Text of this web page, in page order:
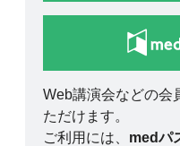
Web講演会などの会
ただけます。
ご利用には、 medパ